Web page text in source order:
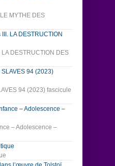
MYTHE DES
DESTRUCTION DES
94 (2023) fascicule
– Adolescence –